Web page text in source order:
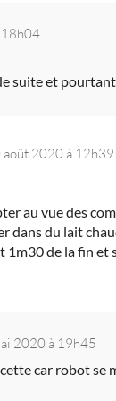
18h04
suite et
août 2020 à 12h39
au vue des
dans du lait
de la fin
2020 à 19h45
car robot